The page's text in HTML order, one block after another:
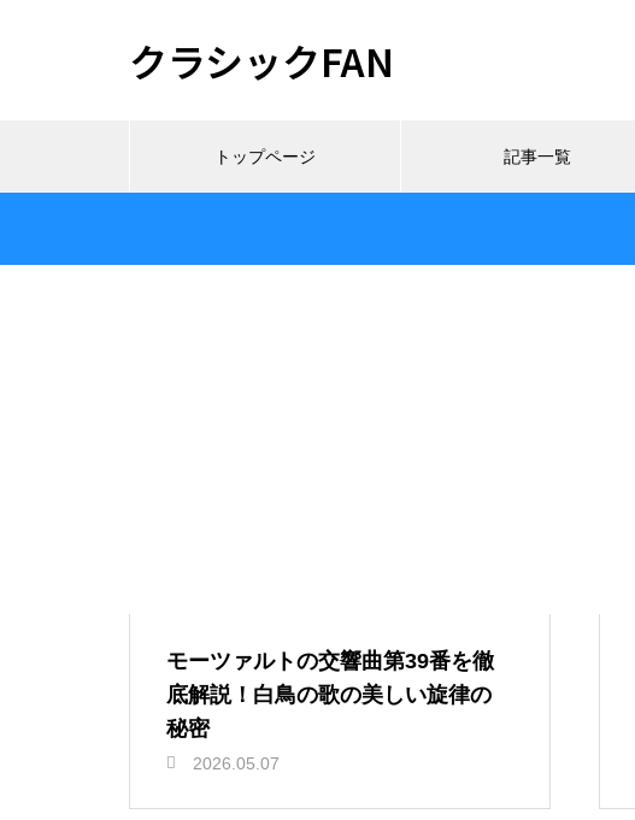
クラシックFAN
トップページ 記事一覧
モーツァルトの交響曲第39番を徹
底解説！白鳥の歌の美しい旋律の
秘密
2026.05.07